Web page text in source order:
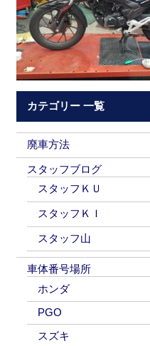
カテゴリー 一覧
廃車方法
スタッフブログ
スタッフＫＵ
スタッフＫＩ
スタッフ山
車体番号場所
ホンダ
PGO
スズキ